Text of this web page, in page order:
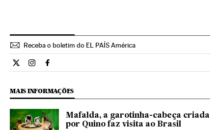
Receba o boletim do EL PAÍS América
Cultura El País Brasil en Twitter
Cultura El País Brasil en Instagram
Cultura El País Brasil en Facebook
MAIS INFORMAÇÕES
Mafalda, a garotinha-cabeça criada
por Quino faz visita ao Brasil